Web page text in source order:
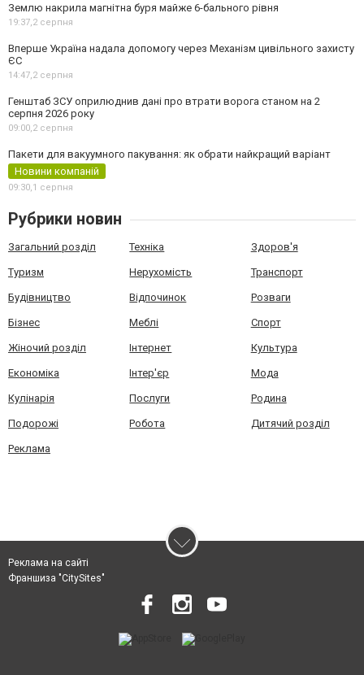
Землю накрила магнітна буря майже 6-бального рівня
19:37, 2 серпня
Вперше Україна надала допомогу через Механізм цивільного захисту
ЄС
14:47, 2 серпня
Генштаб ЗСУ оприлюднив дані про втрати ворога станом на 2
серпня 2026 року
09:00, 2 серпня
Пакети для вакуумного пакування: як обрати найкращий варіант
Новини компаній
09:30, 1 серпня
Рубрики новин
Загальний розділ Техніка Здоров'я
Туризм Нерухомість Транспорт
Будівництво Відпочинок Розваги
Бізнес Меблі Спорт
Жіночий розділ Інтернет Культура
Економіка Інтер'єр Мода
Кулінарія Послуги Родина
Подорожі Робота Дитячий розділ
Реклама
Реклама на сайті
Франшиза "CitySites"